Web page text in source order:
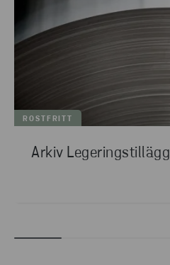
ROSTFRITT
Arkiv Legeringstillägg